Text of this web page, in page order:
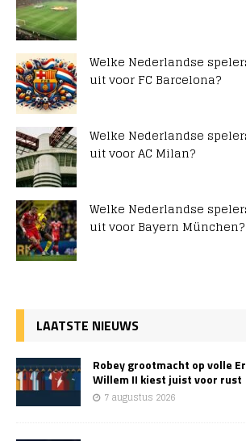
Welke Nederlandse
uit voor FC Barcelona?
Welke Nederlandse
uit voor AC Milan?
Welke Nederlandse
uit voor Bayern München?
LAATSTE NIEUWS
Robey grootmacht op volle
Willem II kiest juist voor rust
7 augustus 2026